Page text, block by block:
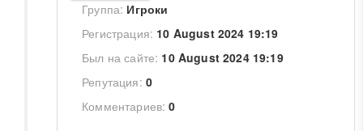
Группа: Игроки
Регистрация: 10 August 2024 19:19
Был на сайте: 10 August 2024 19:19
Репутация: 0
Комментариев: 0